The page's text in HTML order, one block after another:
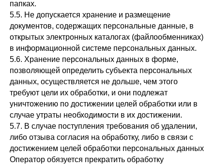
папках.
5.5. Не допускается хранение и размещение
документов, содержащих персональные данные, в
открытых электронных каталогах (файлообменниках)
в информационной системе персональных данных.
5.6. Хранение персональных данных в форме,
позволяющей определить субъекта персональных
данных, осуществляется не дольше, чем этого
требуют цели их обработки, и они подлежат
уничтожению по достижении целей обработки или в
случае утраты необходимости в их достижении.
5.7. В случае поступления требования об удалении,
либо отзыва согласия на обработку, либо в связи с
достижением целей обработки персональных данных
Оператор обязуется прекратить обработку